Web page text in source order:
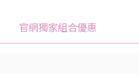
官網獨家組合優惠